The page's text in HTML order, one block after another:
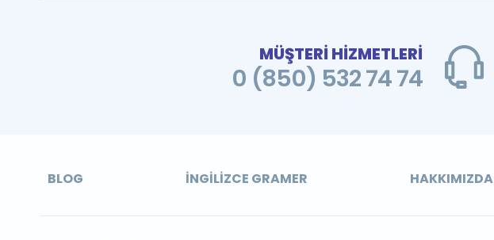
MÜŞTERİ HİZMETLERİ
0 (850) 532 74 74
BLOG İNGILIZCE GRAMER HAKKIMIZDA